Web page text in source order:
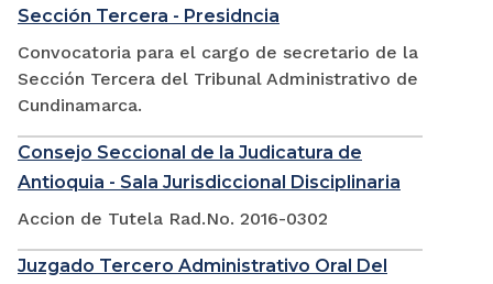
Sección Tercera - Presidncia
Convocatoria para el cargo de secretario de la
Sección Tercera del Tribunal Administrativo de
Cundinamarca.
Consejo Seccional de la Judicatura de
Antioquia - Sala Jurisdiccional Disciplinaria
Accion de Tutela Rad.No. 2016-0302
Juzgado Tercero Administrativo Oral Del